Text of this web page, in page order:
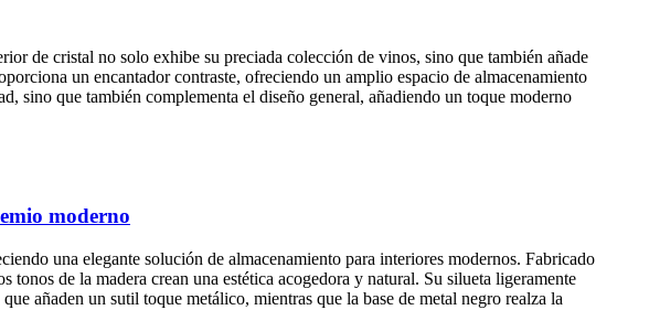
de cristal no solo exhibe su preciada colección de vinos, sino que también añade
un encantador contraste, ofreciendo un amplio espacio de almacenamiento
sino que también complementa el diseño general, añadiendo un toque moderno
moderno
una elegante solución de almacenamiento para interiores modernos. Fabricado
de la madera crean una estética acogedora y natural. Su silueta ligeramente
añaden un sutil toque metálico, mientras que la base de metal negro realza la